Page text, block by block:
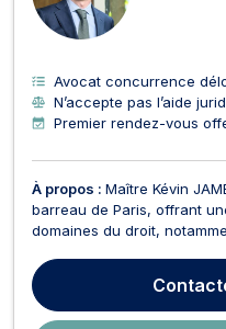
E
Avocat concurrence
N’accepte pas l’aide
Premier rendez-vous
À propos : Maître Kévin
barreau de Paris, offrant
domaines du droit,
des associations et
matière de recouvrement